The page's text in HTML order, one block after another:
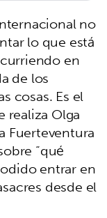
no
lo que está
en
de los
cosas. Es el
realiza Olga
Fuerteventura
“qué
entrar en
desde el